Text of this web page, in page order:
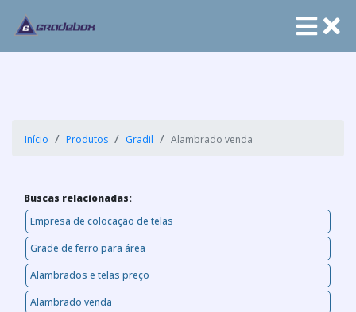
Início Produtos Gradil Alambrado venda
Buscas relacionadas:
Empresa de colocação de telas
Grade de ferro para área
Alambrados e telas preço
Alambrado venda